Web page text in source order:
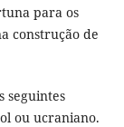
para os
construção de
seguintes
ou ucraniano.